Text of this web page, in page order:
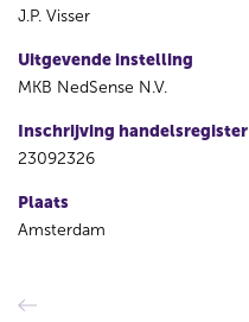
J.P. Visser
Uitgevende instelling
MKB NedSense N.V.
Inschrijving handelsregister
23092326
Plaats
Amsterdam